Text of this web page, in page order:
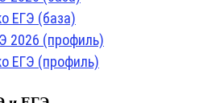
ЕГЭ (база)
2026 (профиль)
ЕГЭ (профиль)